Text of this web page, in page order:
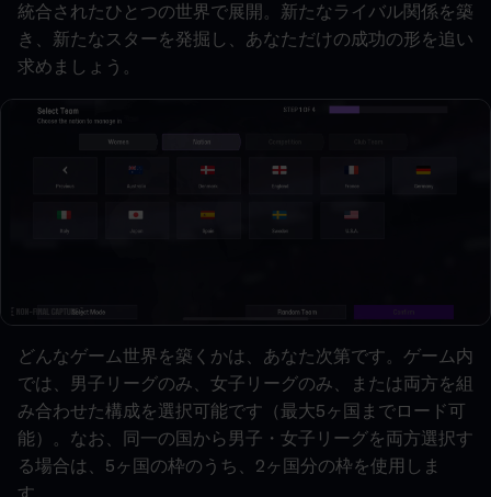
統合されたひとつの世界で展開。新たなライバル関係を築
き、新たなスターを発掘し、あなただけの成功の形を追い
求めましょう。
どんなゲーム世界を築くかは、あなた次第です。ゲーム内
では、男子リーグのみ、女子リーグのみ、または両方を組
み合わせた構成を選択可能です（最大5ヶ国までロード可
能）。なお、同一の国から男子・女子リーグを両方選択す
る場合は、5ヶ国の枠のうち、2ヶ国分の枠を使用しま